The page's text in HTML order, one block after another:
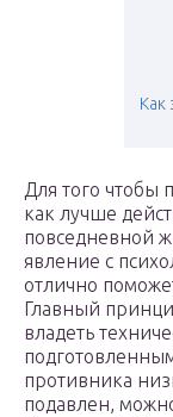
Как
Для того чтобы
как лучше
повседневной
явление с
отлично
Главный
владеть
противника
подавлен,